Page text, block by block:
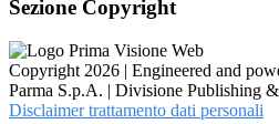
Sezione Copyright
Copyright 2026 | Engineered and
Parma S.p.A. | Divisione Publishing
Disclaimer trattamento dati personali